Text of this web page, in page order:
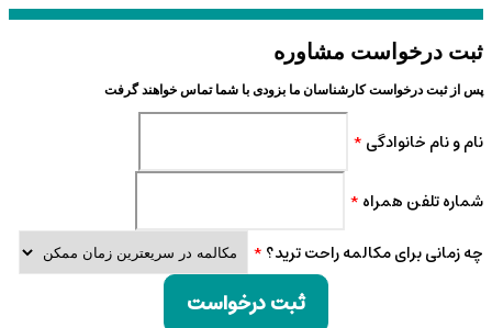
ثبت درخواست مشاوره
پس از ثبت درخواست کارشناسان ما بزودی با شما تماس خواهند گرفت
نام و نام خانوادگی *
شماره تلفن همراه *
چه زمانی برای مکالمه راحت ترید؟ *
ثبت درخواست